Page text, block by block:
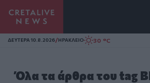
Homepage
ΔΕΥΤΕΡΑ 10.8.2026/ΗΡΑΚΛΕΙΟ 30 °C
Όλα τα άρθρα του tag